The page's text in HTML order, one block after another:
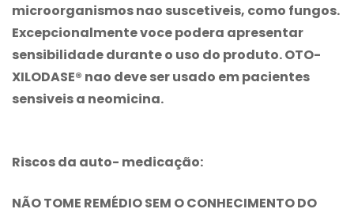
microorganismos nao suscetiveis, como fungos.
Excepcionalmente voce podera apresentar
sensibilidade durante o uso do produto. OTO-
XILODASE® nao deve ser usado em pacientes
sensiveis a neomicina.
Riscos da auto- medicação:
NÃO TOME REMÉDIO SEM O CONHECIMENTO DO